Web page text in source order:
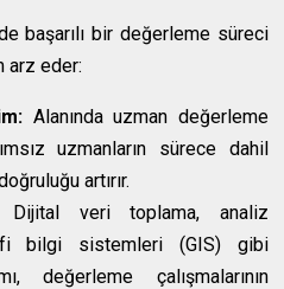
başarılı bir değerleme süreci
arz eder:
Alanında uzman değerleme
uzmanların sürece dahil
artırır.
veri toplama, analiz
bilgi sistemleri (GIS) gibi
değerleme çalışmalarının